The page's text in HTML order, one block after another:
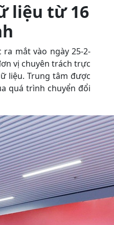
liệu từ 16
mắt vào ngày 25-2-
vị chuyên trách trực
liệu. Trung tâm được
quá trình chuyển đổi